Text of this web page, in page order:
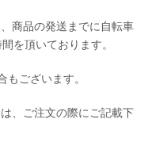
商品の発送までに自転車
を頂いております。
ございます。
、ご注文の際にご記載下